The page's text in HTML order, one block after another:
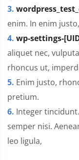
3.
enim. In enim
4. wp-settings-
aliquet nec,
rhoncus ut,
5. Enim justo,
pretium.
6. Integer
semper nisi.
leo ligula,